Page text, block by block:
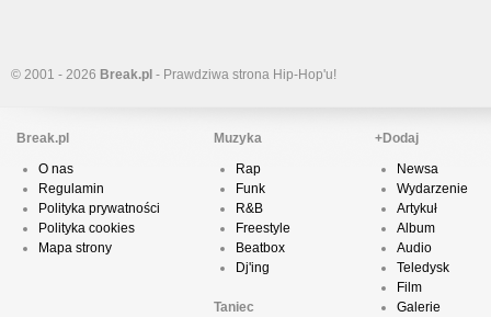
© 2001 - 2026 Break.pl - Prawdziwa strona Hip-Hop'u!
Break.pl
O nas
Regulamin
Polityka prywatności
Polityka cookies
Mapa strony
Muzyka
Rap
Funk
R&B
Freestyle
Beatbox
Dj'ing
Taniec
+Dodaj
Newsa
Wydarzenie
Artykuł
Album
Audio
Teledysk
Film
Galerie